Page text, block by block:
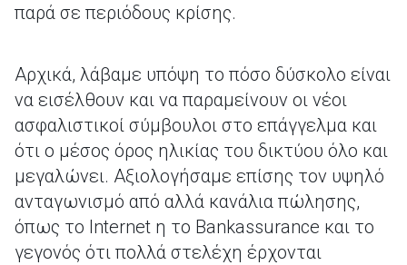
παρά σε περιόδους κρίσης.
Αρχικά, λάβαμε υπόψη το πόσο δύσκολο είναι
να εισέλθουν και να παραμείνουν οι νέοι
ασφαλιστικοί σύμβουλοι στο επάγγελμα και
ότι ο μέσος όρος ηλικίας του δικτύου όλο και
μεγαλώνει. Αξιολογήσαμε επίσης τον υψηλό
ανταγωνισμό από αλλά κανάλια πώλησης,
όπως το Internet η το Bankassurance και το
γεγονός ότι πολλά στελέχη έρχονται